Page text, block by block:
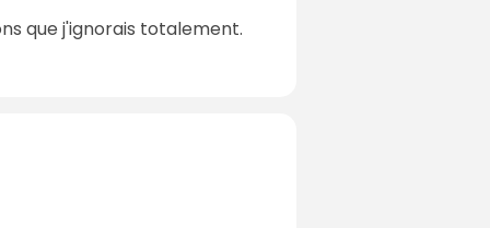
que j'ignorais totalement.